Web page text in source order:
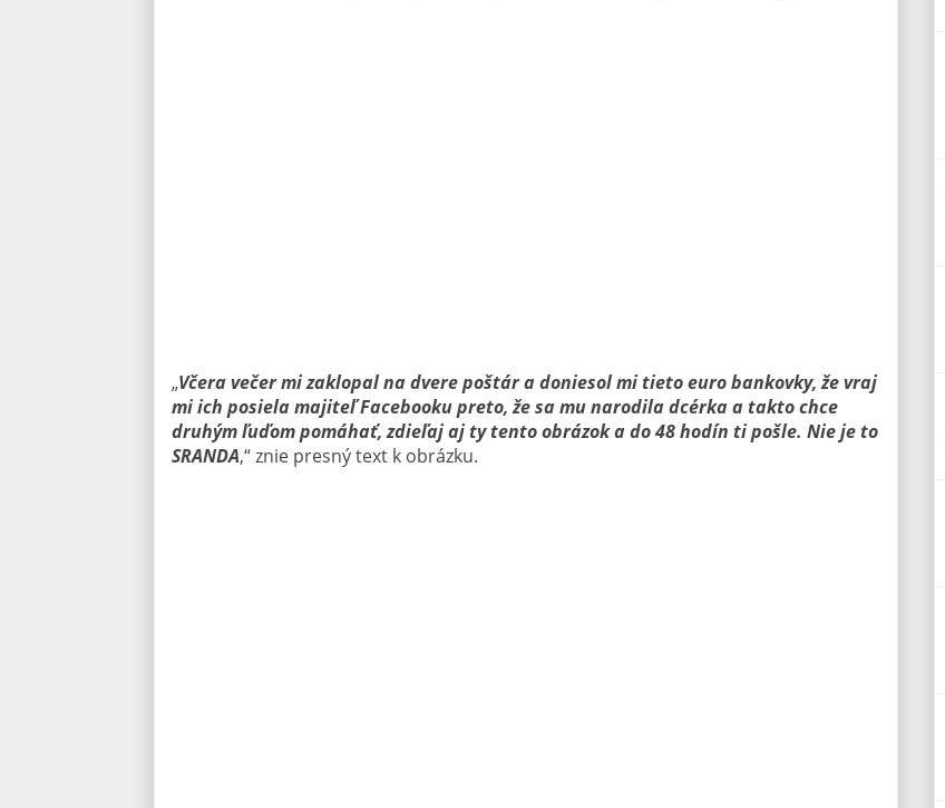
„Včera večer mi zaklopal na dvere poštár a doniesol mi tieto euro bankovky, že vraj
mi ich posiela majiteľ Facebooku preto, že sa mu narodila dcérka a takto chce
druhým ľuďom pomáhať, zdieľaj aj ty tento obrázok a do 48 hodín ti pošle. Nie je to
SRANDA,“ znie presný text k obrázku.